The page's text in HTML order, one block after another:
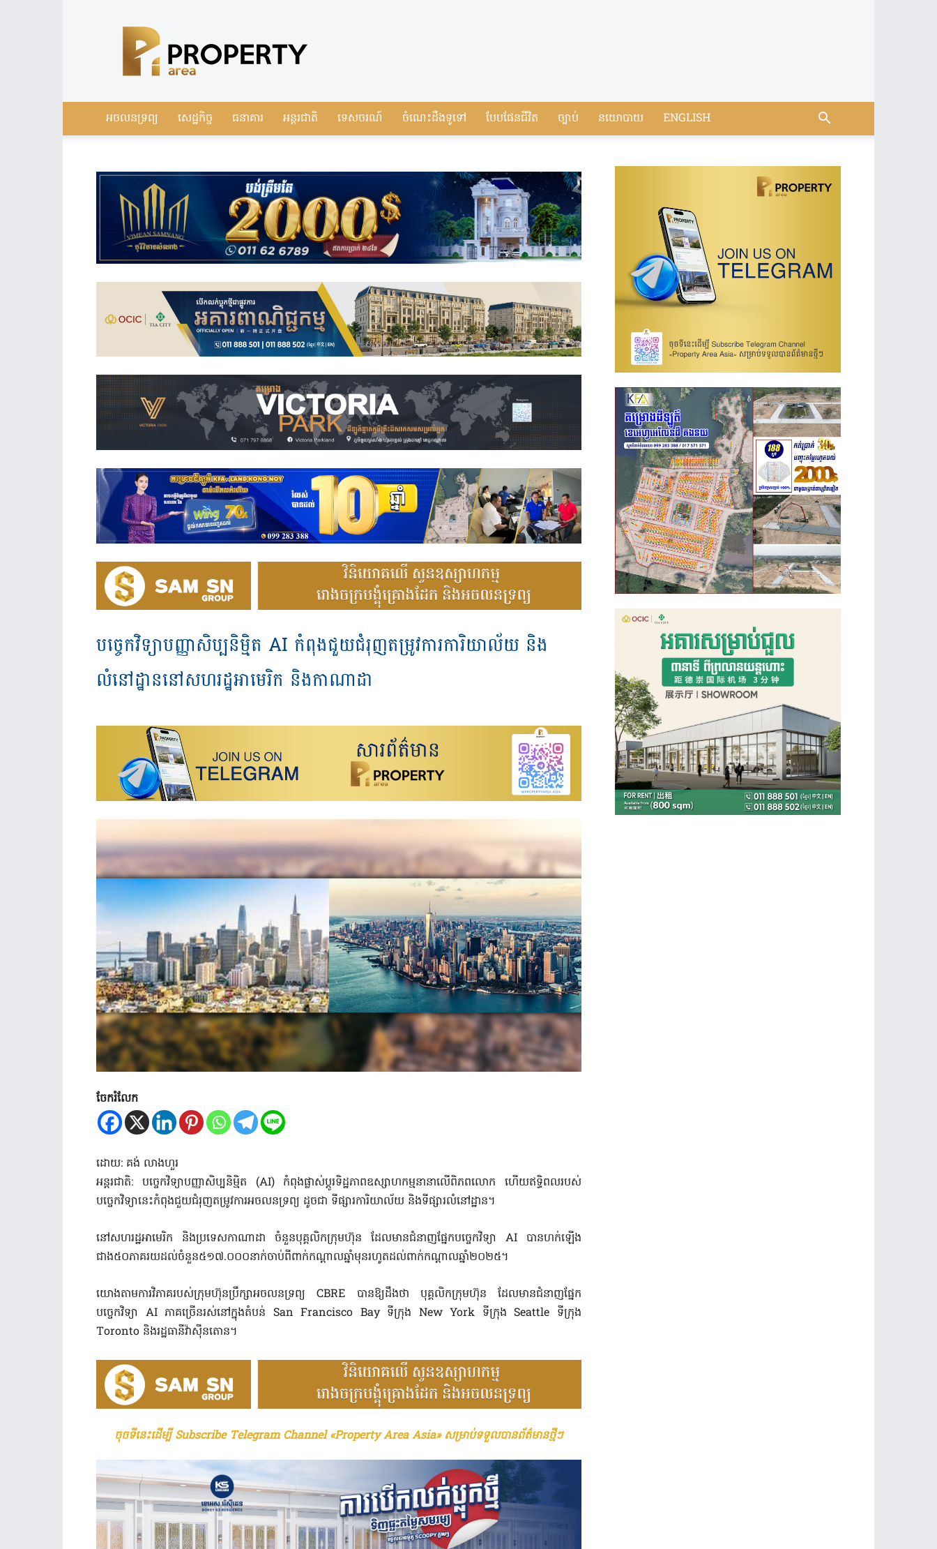
Real
Estate
Cambodia
អចលនទ្រព្យ សេដ្ឋកិច្ច ធនាគារ អន្តរជាតិ ទេសចរណ៍ ចំណេះដឹងទូទៅ បែបផែនជីវិត ច្បាប់ នយោបាយ ENGLISH
បច្ចេកវិទ្យាបញ្ញាសិប្បនិម្មិត AI កំពុងជួយជំរុញតម្រូវការការិយាល័យ និង
លំនៅដ្ឋាននៅសហរដ្ឋអាមេរិក និងកាណាដា
ចែករំលែក
ដោយ: គង់ លាងហួរ
អន្តរជាតិ: បច្ចេកវិទ្យាបញ្ញាសិប្បនិម្មិត (AI) កំពុងផ្លាស់ប្តូរទិដ្ឋភាពឧស្សាហកម្មនានាលើពិភពលោក ហើយឥទ្ធិពលរបស់
បច្ចេកវិទ្យានេះកំពុងជួយជំរុញតម្រូវការអចលនទ្រព្យ ដូចជា ទីផ្សារការិយាល័យ និងទីផ្សារលំនៅដ្ឋាន។
នៅសហរដ្ឋអាមេរិក និងប្រទេសកាណាដា ចំនួនបុគ្គលិកក្រុមហ៊ុន ដែលមានជំនាញផ្នែកបច្ចេកវិទ្យា AI បានហក់ឡើង
ជាង៥០ភាគរយដល់ចំនួន៥១៧.០០០នាក់ចាប់ពីពាក់កណ្តាលឆ្នាំមុនរហូតដល់ពាក់កណ្តាលឆ្នាំ២០២៥។
យោងតាមការវិភាគរបស់ក្រុមហ៊ុនប្រឹក្សាអចលនទ្រព្យ CBRE បានឱ្យដឹងថា បុគ្គលិកក្រុមហ៊ុន ដែលមានជំនាញផ្នែក
បច្ចេកវិទ្យា AI ភាគច្រើនរស់នៅក្នុងតំបន់ San Francisco Bay ទីក្រុង New York ទីក្រុង Seattle ទីក្រុង
Toronto និងរដ្ឋធានីវ៉ាសុីនតោន។
ចុចទីនេះដើម្បី Subscribe Telegram Channel «Property Area Asia» សម្រាប់ទទួលបានព័ត៌មានថ្មីៗ